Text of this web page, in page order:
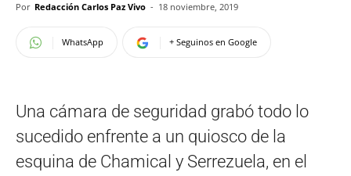
Por Redacción Carlos Paz Vivo - 18 noviembre, 2019
WhatsApp + Seguinos en Google
Una cámara de seguridad grabó todo lo
sucedido enfrente a un quiosco de la
esquina de Chamical y Serrezuela, en el